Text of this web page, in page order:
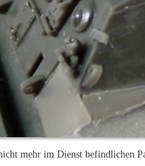
mehr im Dienst befindlichen